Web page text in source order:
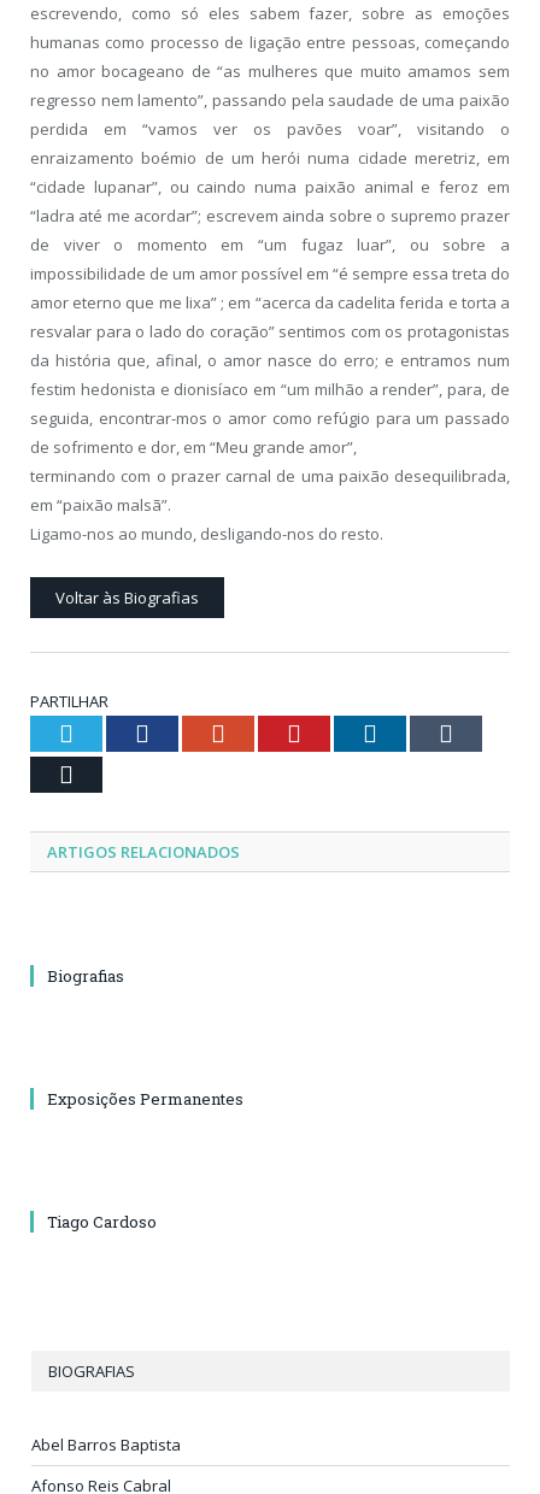
escrevendo, como só eles sabem fazer, sobre as emoções
humanas como processo de ligação entre pessoas, começando
no amor bocageano de “as mulheres que muito amamos sem
regresso nem lamento”, passando pela saudade de uma paixão
perdida em “vamos ver os pavões voar”, visitando o
enraizamento boémio de um herói numa cidade meretriz, em
“cidade lupanar”, ou caindo numa paixão animal e feroz em
“ladra até me acordar”; escrevem ainda sobre o supremo prazer
de viver o momento em “um fugaz luar”, ou sobre a
impossibilidade de um amor possível em “é sempre essa treta do
amor eterno que me lixa” ; em “acerca da cadelita ferida e torta a
resvalar para o lado do coração” sentimos com os protagonistas
da história que, afinal, o amor nasce do erro; e entramos num
festim hedonista e dionisíaco em “um milhão a render”, para, de
seguida, encontrar-mos o amor como refúgio para um passado
de sofrimento e dor, em “Meu grande amor”,
terminando com o prazer carnal de uma paixão desequilibrada,
em “paixão malsã”.
Ligamo-nos ao mundo, desligando-nos do resto.
Voltar às Biografias
PARTILHAR
Twitter Facebook Google+ Pinterest LinkedIn
ARTIGOS RELACIONADOS
Biografias
Exposições Permanentes
Tiago Cardoso
BIOGRAFIAS
Abel Barros Baptista
Afonso Reis Cabral